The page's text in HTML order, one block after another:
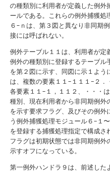
の種類別に利用者が定義した例外
ールである。これらの例外捕獲処
６−ｎは、第３図と異なり非同期
接には呼ばれない。
例外テーブル１１は、利用者が定
例外の種類別に登録するテーブル
を第２図に示す、同図に示１よう
は、複数の要素１１−１１１−２．
各要素１１−１，１１２、・・・
種別、現在利用者から非同期例外
を示す要求フラグ、及びその例外
う例外捕獲処理モジュール６−１
を登録する捕獲処理指定で構成さ
フラグは初期状態では非同期例外
示すオフになっている。
第一例外ハンドラ９は、前述した